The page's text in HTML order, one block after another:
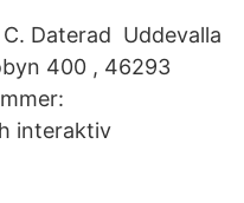
Daterad Uddevalla
400 , 46293
interaktiv